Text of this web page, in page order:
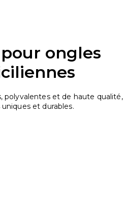
ongles
polyvalentes et de haute qualité,
et durables.